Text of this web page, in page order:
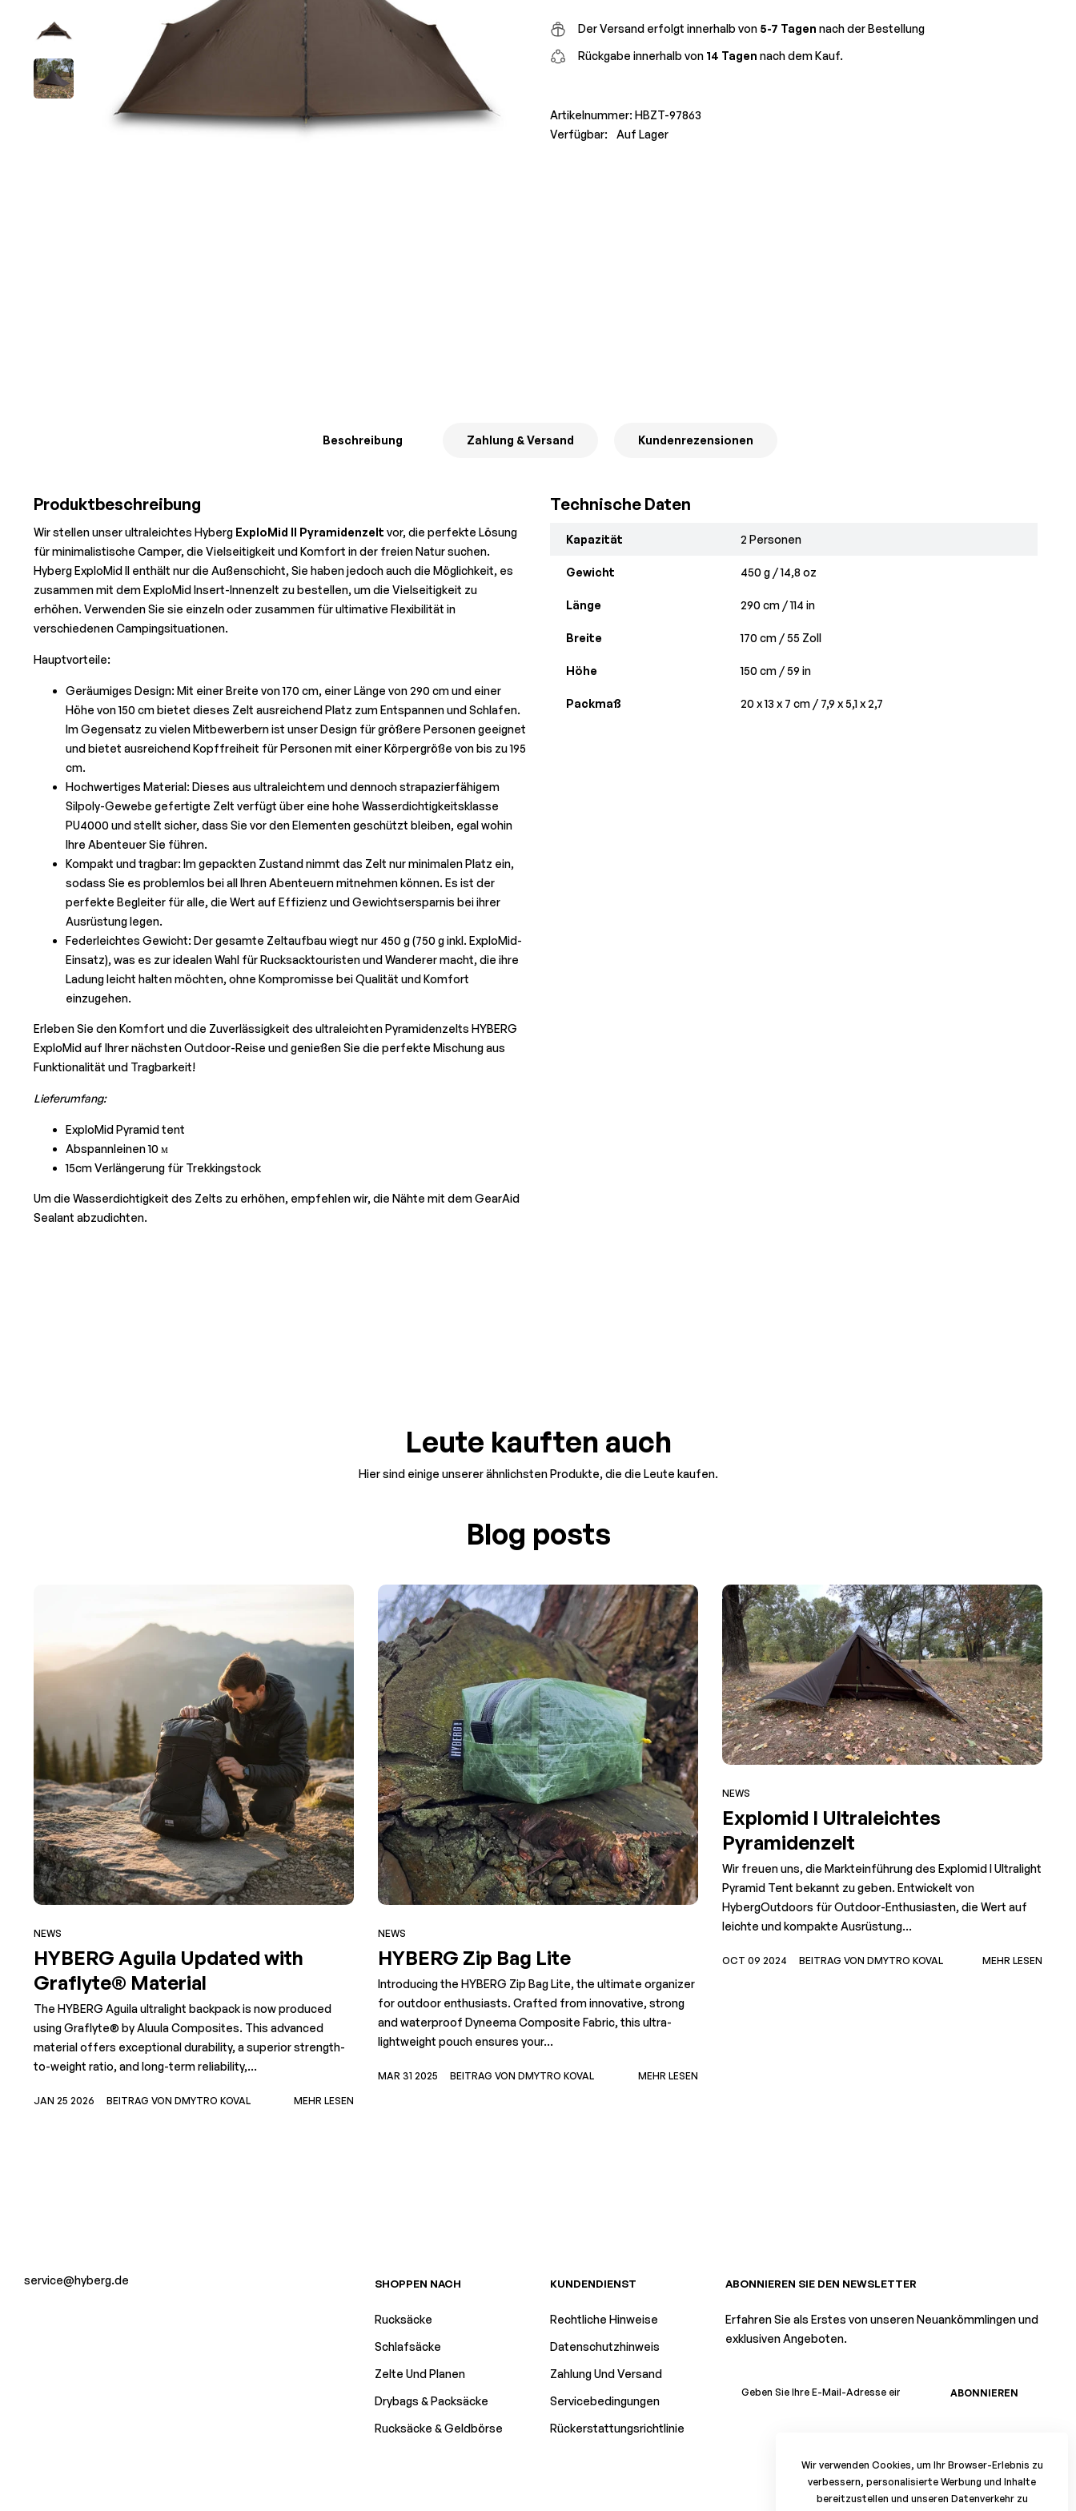
Der Versand erfolgt innerhalb von 5-7 Tagen nach der Bestellung
Rückgabe innerhalb von 14 Tagen nach dem Kauf.
Artikelnummer: HBZT-97863
Verfügbar:
Auf Lager
Beschreibung Zahlung & Versand Kundenrezensionen
Produktbeschreibung
Wir stellen unser ultraleichtes Hyberg ExploMid II Pyramidenzelt vor, die perfekte Lösung
für minimalistische Camper, die Vielseitigkeit und Komfort in der freien Natur suchen.
Hyberg ExploMid II enthält nur die Außenschicht, Sie haben jedoch auch die Möglichkeit, es
zusammen mit dem ExploMid Insert-Innenzelt zu bestellen, um die Vielseitigkeit zu
erhöhen. Verwenden Sie sie einzeln oder zusammen für ultimative Flexibilität in
verschiedenen Campingsituationen.
Hauptvorteile:
Geräumiges Design: Mit einer Breite von 170 cm, einer Länge von 290 cm und einer
Höhe von 150 cm bietet dieses Zelt ausreichend Platz zum Entspannen und Schlafen.
Im Gegensatz zu vielen Mitbewerbern ist unser Design für größere Personen geeignet
und bietet ausreichend Kopffreiheit für Personen mit einer Körpergröße von bis zu 195
cm.
Hochwertiges Material: Dieses aus ultraleichtem und dennoch strapazierfähigem
Silpoly-Gewebe gefertigte Zelt verfügt über eine hohe Wasserdichtigkeitsklasse
PU4000 und stellt sicher, dass Sie vor den Elementen geschützt bleiben, egal wohin
Ihre Abenteuer Sie führen.
Kompakt und tragbar: Im gepackten Zustand nimmt das Zelt nur minimalen Platz ein,
sodass Sie es problemlos bei all Ihren Abenteuern mitnehmen können. Es ist der
perfekte Begleiter für alle, die Wert auf Effizienz und Gewichtsersparnis bei ihrer
Ausrüstung legen.
Federleichtes Gewicht: Der gesamte Zeltaufbau wiegt nur 450 g (750 g inkl. ExploMid-
Einsatz), was es zur idealen Wahl für Rucksacktouristen und Wanderer macht, die ihre
Ladung leicht halten möchten, ohne Kompromisse bei Qualität und Komfort
einzugehen.
Erleben Sie den Komfort und die Zuverlässigkeit des ultraleichten Pyramidenzelts HYBERG
ExploMid auf Ihrer nächsten Outdoor-Reise und genießen Sie die perfekte Mischung aus
Funktionalität und Tragbarkeit!
Lieferumfang:
ExploMid Pyramid tent
Abspannleinen 10 м
15cm Verlängerung für Trekkingstock
Um die Wasserdichtigkeit des Zelts zu erhöhen, empfehlen wir, die Nähte mit dem GearAid
Sealant abzudichten.
Technische Daten
Kapazität 2 Personen
Gewicht 450 g / 14,8 oz
Länge 290 cm / 114 in
Breite 170 cm / 55 Zoll
Höhe 150 cm / 59 in
Packmaß 20 x 13 x 7 cm / 7,9 x 5,1 x 2,7
Leute kauften auch
Hier sind einige unserer ähnlichsten Produkte, die die Leute kaufen.
Blog posts
NEWS
HYBERG Aguila Updated with
Graflyte® Material
The HYBERG Aguila ultralight backpack is now produced
using Graflyte® by Aluula Composites. This advanced
material offers exceptional durability, a superior strength-
to-weight ratio, and long-term reliability,...
JAN 25 2026 BEITRAG VON DMYTRO KOVAL MEHR LESEN
NEWS
HYBERG Zip Bag Lite
Introducing the HYBERG Zip Bag Lite, the ultimate organizer
for outdoor enthusiasts. Crafted from innovative, strong
and waterproof Dyneema Composite Fabric, this ultra-
lightweight pouch ensures your...
MAR 31 2025 BEITRAG VON DMYTRO KOVAL MEHR LESEN
NEWS
Explomid I Ultraleichtes
Pyramidenzelt
Wir freuen uns, die Markteinführung des Explomid I Ultralight
Pyramid Tent bekannt zu geben. Entwickelt von
HybergOutdoors für Outdoor-Enthusiasten, die Wert auf
leichte und kompakte Ausrüstung...
OCT 09 2024 BEITRAG VON DMYTRO KOVAL MEHR LESEN
service@hyberg.de SHOPPEN NACH
Rucksäcke
Schlafsäcke
Zelte Und Planen
Drybags & Packsäcke
Rucksäcke & Geldbörse
KUNDENDIENST
Rechtliche Hinweise
Datenschutzhinweis
Zahlung Und Versand
Servicebedingungen
Rückerstattungsrichtlinie
ABONNIEREN SIE DEN NEWSLETTER
Erfahren Sie als Erstes von unseren Neuankömmlingen und
exklusiven Angeboten.
ABONNIEREN
Wir verwenden Cookies, um Ihr Browser-Erlebnis zu
verbessern, personalisierte Werbung und Inhalte
bereitzustellen und unseren Datenverkehr zu